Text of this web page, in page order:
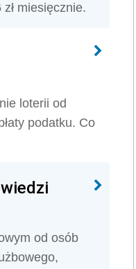
miesięcznie.
loterii od
podatku. Co
od osób